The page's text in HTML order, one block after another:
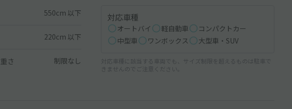
550cm 以下
220cm 以下
重さ 制限なし
対応車種
オートバイ 軽自動車
コンパクトカー
中型車
ワンボックス 大型車・SUV
対応車種に該当する車両でも、サイズ制限を超えるものは駐車で
きませんのでご注意ください。